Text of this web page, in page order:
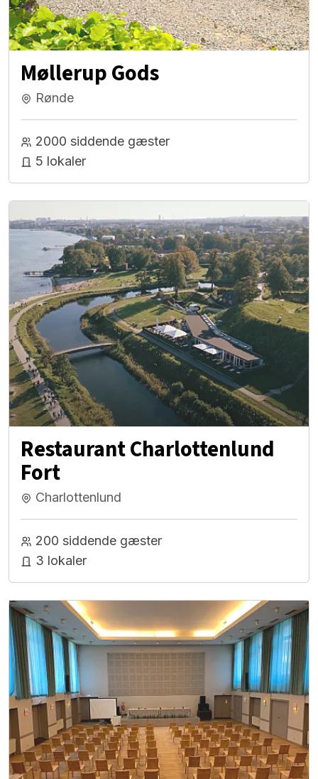
Møllerup Gods
Rønde
2000 siddende gæster
5 lokaler
Restaurant Charlottenlund
Fort
Charlottenlund
200 siddende gæster
3 lokaler